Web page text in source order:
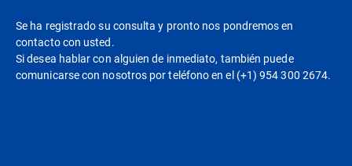
Se ha registrado su consulta y pronto nos pondremos en
contacto con usted.
Si desea hablar con alguien de inmediato, también puede
comunicarse con nosotros por teléfono en el (+1) 954 300 2674.